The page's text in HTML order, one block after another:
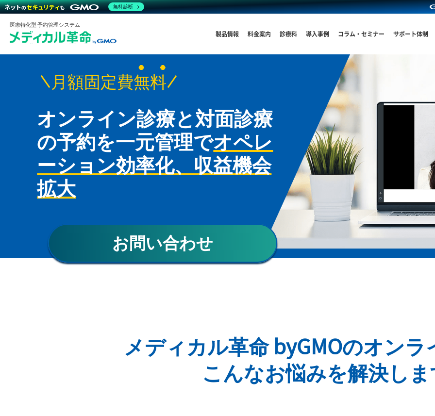
医療特化型 予約管理システム
製品情報 料金案内 診療科 導入事例 コラム・セミナー サポート体制
月額固定費無料
オンライン診療と対面診療
の予約を一元管理でオペレ
ーション効率化、収益機会
拡大
お問い合わせ
メディカル革命 byGMOのオンラ
こんなお悩みを解決し
無料診断